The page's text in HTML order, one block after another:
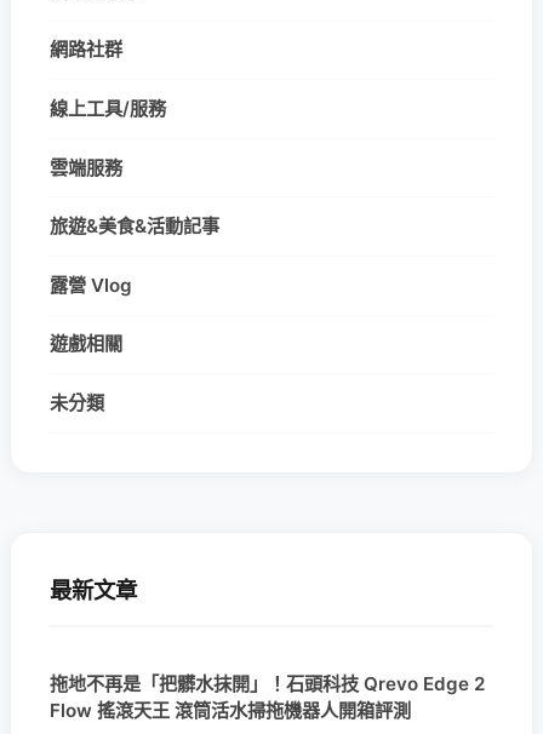
網路社群
線上工具/服務
雲端服務
旅遊&美食&活動記事
露營 Vlog
遊戲相關
未分類
最新文章
拖地不再是「把髒水抹開」！石頭科技 Qrevo Edge 2
Flow 搖滾天王 滾筒活水掃拖機器人開箱評測